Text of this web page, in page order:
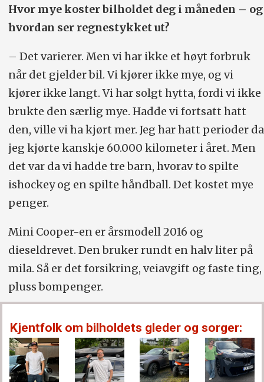
(2013–2023) i Norges ishockeyforbund.
Han har tidligere blant annet vært
kirkedepartementet.
Ottar Eide er styreleder i Bryne
Fotballklubb på Jæren, der han bor
sammen med kona Silje Særheim. Hun
er daglig leder for Rogaland fotballkrets
i Norges Fotballforbund og blant annet
tidligere generalsekretær for Norges
Basketballforbund.
Norges Motorsportforbund ble til etter
sammenslåing av Norges
Båtsportforbund, Norges
Motorsykkelforbund, Norsk RC-
Snøscooterforbund.
Særidrettsforbundet med rundt 17.000
medlemmer og 12 ansatte i
Hvor mye koster bilholdet deg i måneden – og
hvordan ser regnestykket ut?
– Det varierer. Men vi har ikke et høyt forbruk
når det gjelder bil. Vi kjører ikke mye, og vi
kjører ikke langt. Vi har solgt hytta, fordi vi ikke
brukte den særlig mye. Hadde vi fortsatt hatt
den, ville vi ha kjørt mer. Jeg har hatt perioder da
jeg kjørte kanskje 60.000 kilometer i året. Men
det var da vi hadde tre barn, hvorav to spilte
ishockey og en spilte håndball. Det kostet mye
penger.
Mini Cooper-en er årsmodell 2016 og
dieseldrevet. Den bruker rundt en halv liter på
mila. Så er det forsikring, veiavgift og faste ting,
pluss bompenger.
Kjentfolk om bilholdets gleder og sorger: